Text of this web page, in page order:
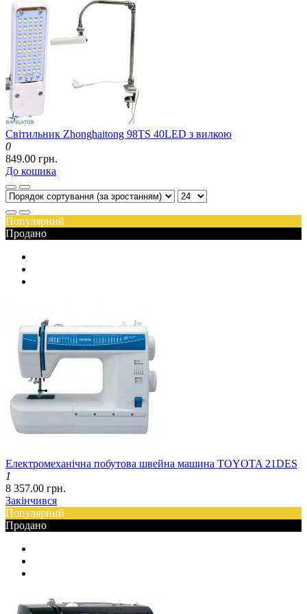
Світильник Zhonghaitong 98TS 40LED з вилкою
0
849.00 грн.
До кошика
Популярний
Продано
Електромеханічна побутова швейна машина TOYOTA 21DES
1
8 357.00 грн.
Закінчився
Популярний
Продано